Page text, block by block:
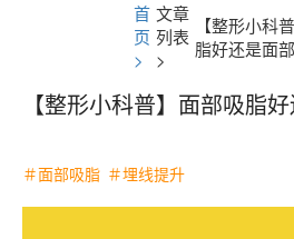
首
页
>
文章
列表
>
【整形小科
脂好还是面
【整形小科普】面部吸脂
＃面部吸脂 ＃埋线提升